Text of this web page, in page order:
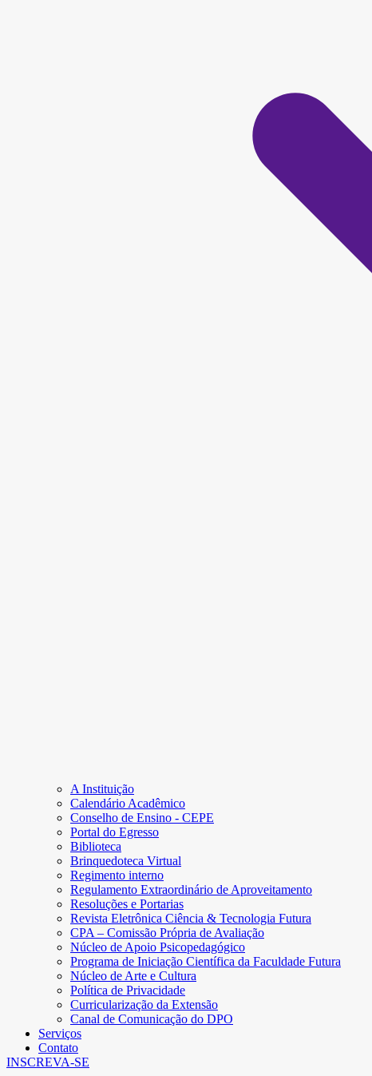
A Instituição
Calendário Acadêmico
Conselho de Ensino - CEPE
Portal do Egresso
Biblioteca
Brinquedoteca Virtual
Regimento interno
Regulamento Extraordinário de Aproveitamento
Resoluções e Portarias
Revista Eletrônica Ciência & Tecnologia Futura
CPA – Comissão Própria de Avaliação
Núcleo de Apoio Psicopedagógico
Programa de Iniciação Científica da Faculdade Futura
Núcleo de Arte e Cultura
Política de Privacidade
Curricularização da Extensão
Canal de Comunicação do DPO
Serviços
Contato
INSCREVA-SE